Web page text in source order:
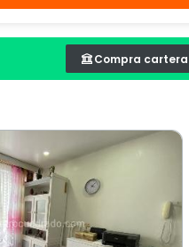
Compra cartera